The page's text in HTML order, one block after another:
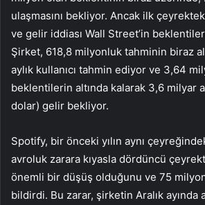
ulaşmasını bekliyor. Ancak ilk
ve gelir iddiası Wall Street’in
Şirket, 618,8 milyonluk tahminin biraz
aylık kullanıcı tahmin ediyor ve 3,64
beklentilerin altında kalarak 3,6 milyar
dolar) gelir bekliyor.
Spotify, bir önceki yılın aynı
avroluk zarara kıyasla dördüncü
önemli bir düşüş olduğunu ve 75
bildirdi. Bu zarar, şirketin Aralık ayında